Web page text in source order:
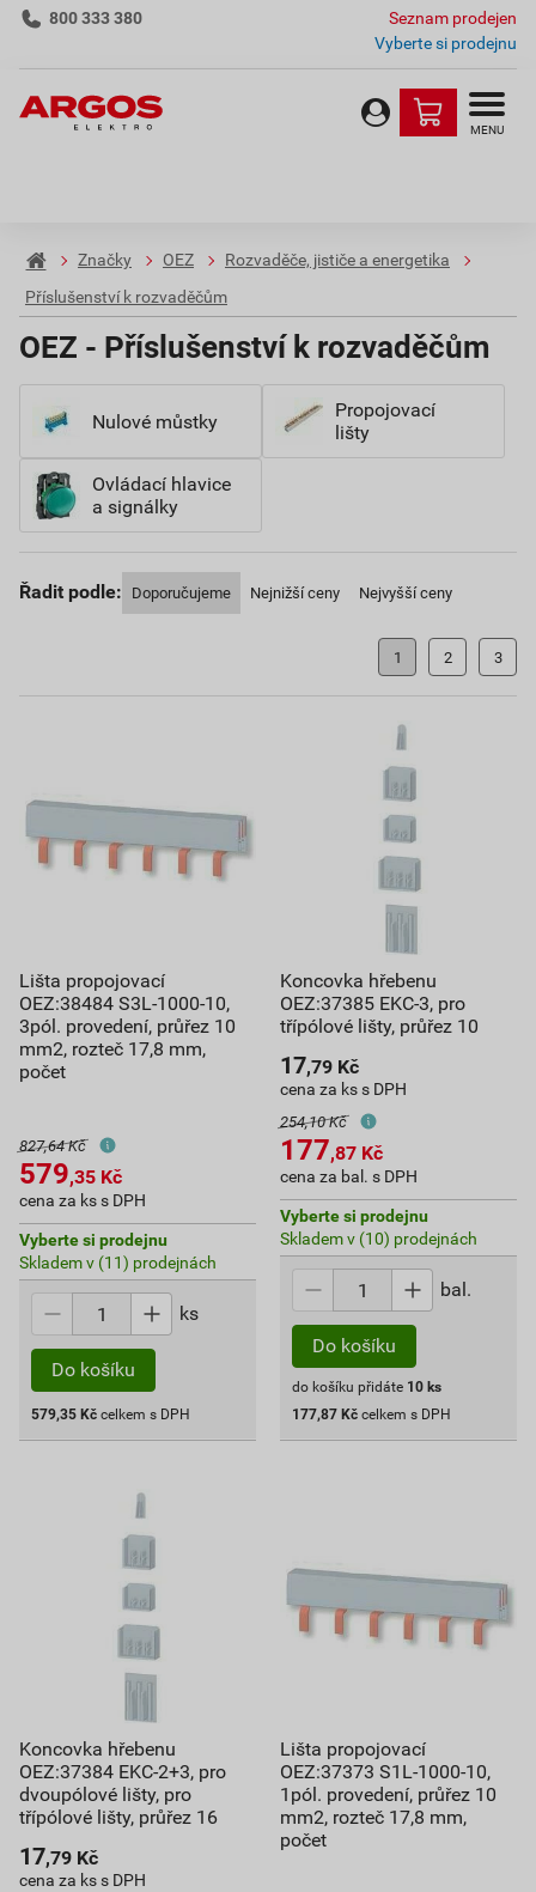
800 333 380
Seznam prodejen
Vyberte si prodejnu
MENU
Značky OEZ
Rozvaděče, jističe a energetika
Příslušenství k rozvaděčům
OEZ - Příslušenství k rozvaděčům
Nulové můstky
Propojovací
lišty
Ovládací hlavice
a signálky
Řadit podle: Doporučujeme Nejnižší ceny Nejvyšší ceny
1 2 3
Lišta propojovací
OEZ:38484 S3L-1000-10,
3pól. provedení, průřez 10
mm2, rozteč 17,8 mm,
počet
827,64 Kč
579,35 Kč
cena za ks s DPH
Vyberte si prodejnu
Skladem v (11) prodejnách
ks
Do košíku
579,35 Kč celkem s DPH
Koncovka hřebenu
OEZ:37385 EKC-3, pro
třípólové lišty, průřez 10
17,79 Kč
cena za ks s DPH
254,10 Kč
177,87 Kč
cena za bal. s DPH
Vyberte si prodejnu
Skladem v (10) prodejnách
bal.
Do košíku
do košíku přidáte 10 ks
177,87 Kč celkem s DPH
Koncovka hřebenu
OEZ:37384 EKC-2+3, pro
dvoupólové lišty, pro
třípólové lišty, průřez 16
17,79 Kč
cena za ks s DPH
Lišta propojovací
OEZ:37373 S1L-1000-10,
1pól. provedení, průřez 10
mm2, rozteč 17,8 mm,
počet